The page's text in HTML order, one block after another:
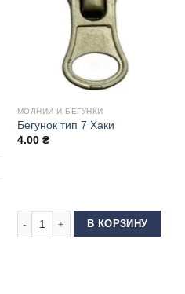
Белый
МОЛНИИ И БЕГУНКИ
Бегунок тип 7 Хаки
4.00 ₴
Количество товара Бегунок тип 7
В КОРЗИНУ